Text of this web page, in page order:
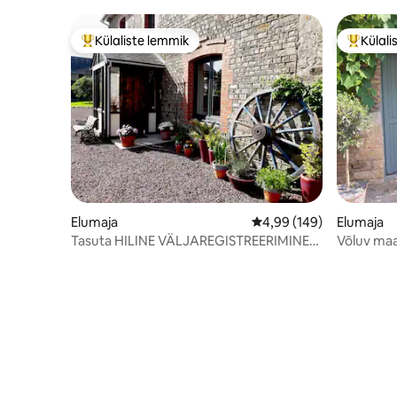
Külaliste suur lemmik
Külaliste lemmik
Elumaja Keskmine hinnang
4,99 (149)
Tasuta HILINE VÄLJAREGISTREERIMINE*
Elumaja
Võluv